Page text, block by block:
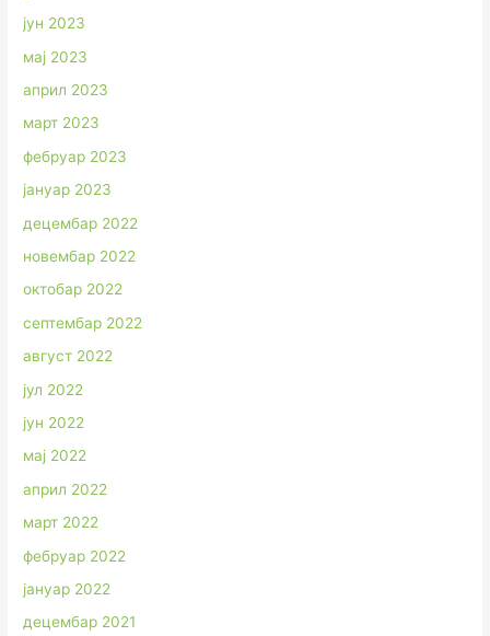
јун 2023
мај 2023
април 2023
март 2023
фебруар 2023
јануар 2023
децембар 2022
новембар 2022
октобар 2022
септембар 2022
август 2022
јул 2022
јун 2022
мај 2022
април 2022
март 2022
фебруар 2022
јануар 2022
децембар 2021